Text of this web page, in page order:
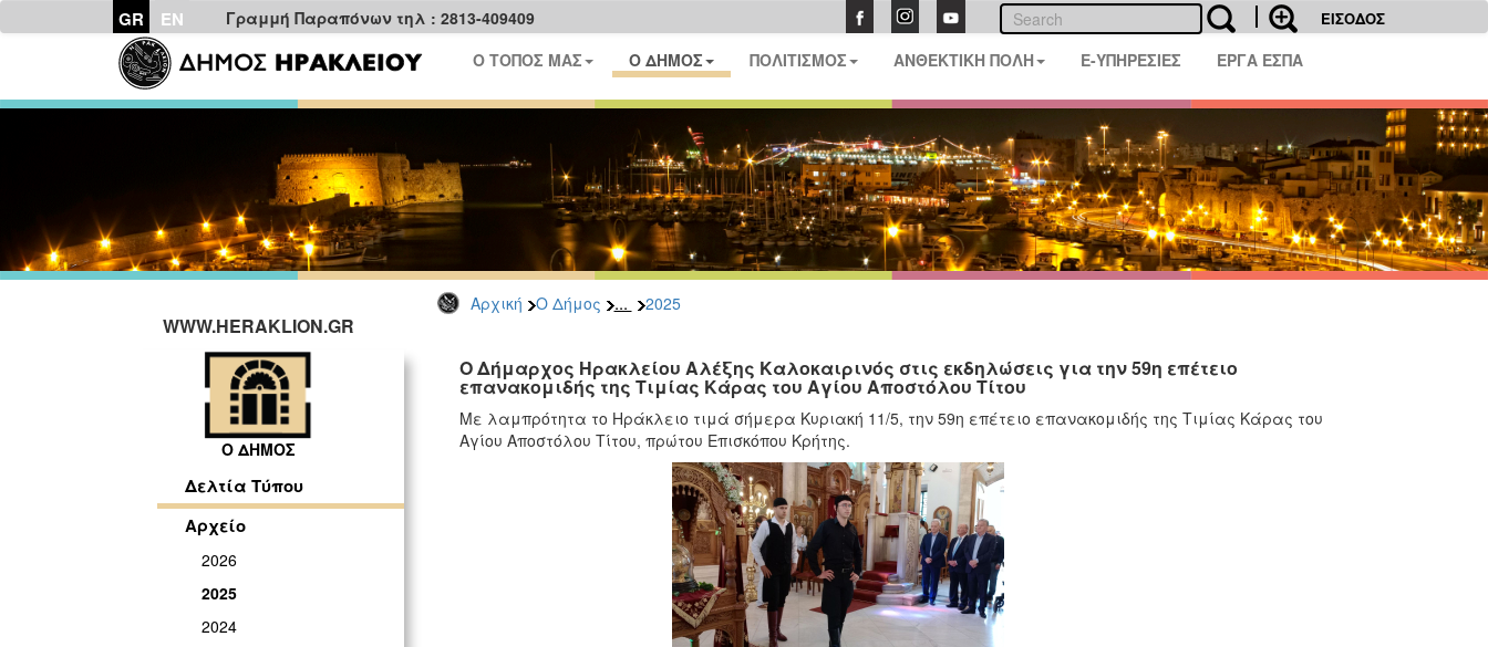
GR EN Γραμμή Παραπόνων τηλ : 2813-409409 ΕΙΣΟΔΟΣ
Ο ΤΟΠΟΣ ΜΑΣ Ο ΔΗΜΟΣ ΠΟΛΙΤΙΣΜΟΣ ΑΝΘΕΚΤΙΚΗ ΠΟΛΗ E-ΥΠΗΡΕΣΙΕΣ ΕΡΓΑ ΕΣΠΑ
Αρχική Ο Δήμος ... 2025
WWW.HERAKLION.GR
Ο ΔΗΜΟΣ
Δελτία Τύπου
Αρχείο
2026
2025
2024
Ο Δήμαρχος Ηρακλείου Αλέξης Καλοκαιρινός στις εκδηλώσεις για την 59η επέτειο
επανακομιδής της Τιμίας Κάρας του Αγίου Αποστόλου Τίτου
Με λαμπρότητα το Ηράκλειο τιμά σήμερα Κυριακή 11/5, την 59η επέτειο επανακομιδής της Τιμίας Κάρας του
Αγίου Αποστόλου Τίτου, πρώτου Επισκόπου Κρήτης.